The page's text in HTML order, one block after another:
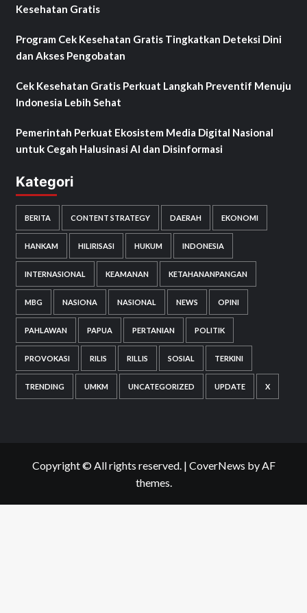
Kesehatan Gratis
Program Cek Kesehatan Gratis Tingkatkan Deteksi Dini
dan Akses Pengobatan
Cek Kesehatan Gratis Perkuat Langkah Preventif Menuju
Indonesia Lebih Sehat
Pemerintah Perkuat Ekosistem Media Digital Nasional
untuk Cegah Halusinasi AI dan Disinformasi
Kategori
BERITA CONTENT STRATEGY DAERAH EKONOMI
HANKAM HILIRISASI HUKUM INDONESIA
INTERNASIONAL KEAMANAN KETAHANANPANGAN
MBG NASIONA NASIONAL NEWS OPINI
PAHLAWAN PAPUA PERTANIAN POLITIK
PROVOKASI RILIS RILLIS SOSIAL TERKINI
TRENDING UMKM UNCATEGORIZED UPDATE X
Copyright © All rights reserved. | CoverNews by AF
themes.